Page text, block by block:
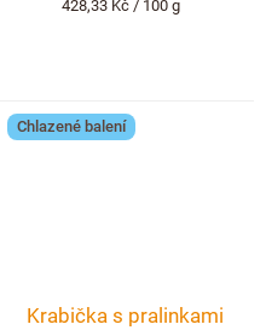
Měrná
428,33 Kč / 100 g
Chlazené balení
Krabička s pralinkami